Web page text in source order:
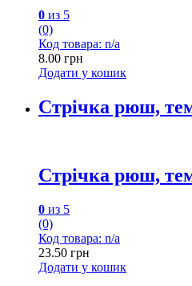
0 из 5
(0)
Код товара: n/a
8.00 грн
Додати у кошик
Стрічка рюш,
Стрічка рюш,
0 из 5
(0)
Код товара: n/a
23.50 грн
Додати у кошик